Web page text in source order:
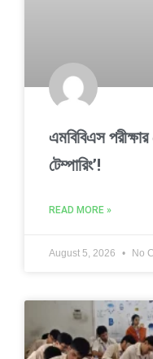
এমবিবিএস
টেম্পারিং’!
READ MORE »
August 5, 2026 No